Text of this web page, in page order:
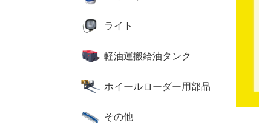
ライト
軽油運搬給油タンク
ホイールローダー用部品
その他